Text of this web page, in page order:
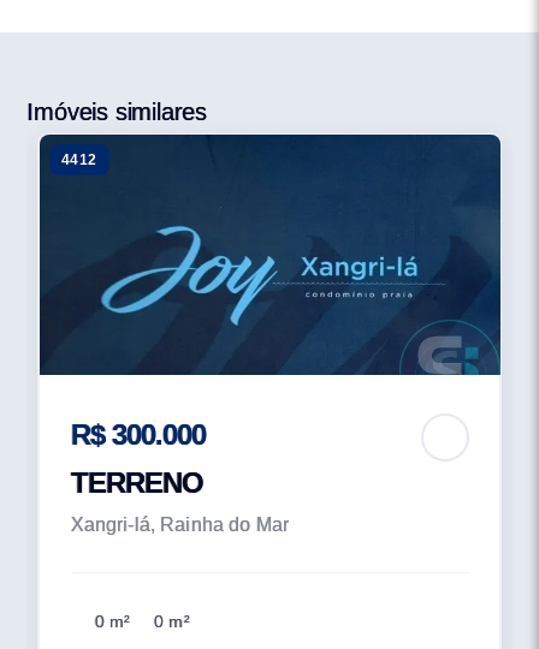
privilegia o carro na garagem e o chinelo nos pés No
praia, um lindo Boulevard atravessa o Condomínio e
chega na praia. Além disso, a maioria dos acessos
termina em Cul-de-sac, restringindo a circulação de
lareira. Se o Costa Serena tem praia do lado de fora,
também tem muitas opções de lazer do lado de dentro:
-Clube conceito com 1.424m²; -Amplo Solarium e Hall
coberto; -Piscina com deck molhado e borda e fundo
infinito a beira lago; -Fitness Center; -Espaço Kids
temático; -Vestiários; -Espaço gourmet com estar e
lareira; -Sala de jogos; -Bistro com estar e lareira; -
Conveniência; Liberdade para os sentidos, o clube
está logo ali. -2 canchas de futebol society -Quadra
piso sintético, descoberta -Quadra de tênis coberta,
pergolado -Playground infantil no espaço social e ao
Imóveis similares
4412
R$ 300.000
TERRENO
Xangri-lá, Rainha do Mar
0 m² 0 m²